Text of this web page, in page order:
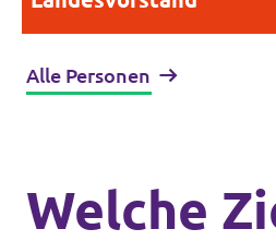
Alle Personen
Welche